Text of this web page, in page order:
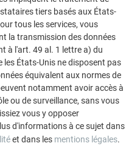
en aluminium
systèmes solaires et
tiers basés aux États-
tous les services, vous
la transmission des données
à l'art. 49 al. 1 lettre a) du
les États-Unis ne disposent pas
équivalent aux normes de
notamment avoir accès à
ou de surveillance, sans vous
vous y opposer
d'informations à ce sujet dans
et dans les mentions légales.